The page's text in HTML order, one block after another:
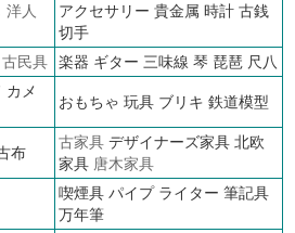
洋人
アクセサリー 貴金属 時計 古銭
切手
民具
楽器 ギター 三味線 琴 琵琶 尺八
カメ
おもちゃ 玩具 ブリキ 鉄道模型
布
古家具 デザイナーズ家具 北欧
家具唐木家具
喫煙具 パイプ ライター 筆記具
万年筆